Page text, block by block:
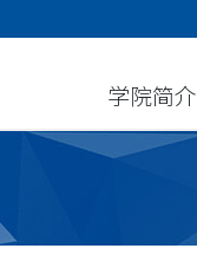
学院简介